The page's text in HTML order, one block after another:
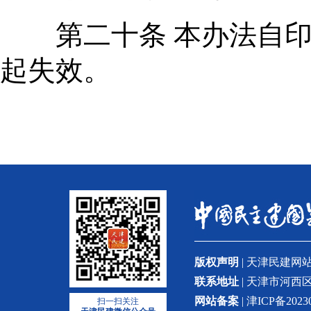
第二十条 本办法自印
起失效。
扫一扫关注
版权声明 | 天津民建网
联系地址 | 天津市河西
网站备案 | 津ICP备